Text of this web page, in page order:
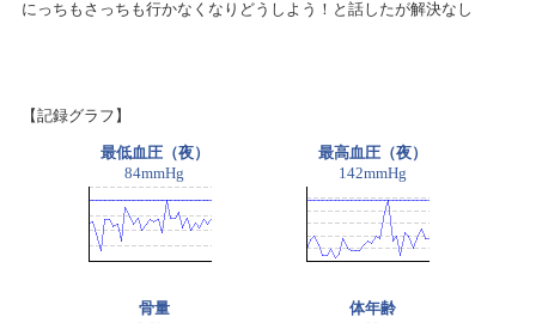
にっちもさっちも行かなくなりどうしよう！と話したが解決なし
【記録グラフ】
最低血圧（夜）
84mmHg
最高血圧（夜）
142mmHg
骨量
体年齢